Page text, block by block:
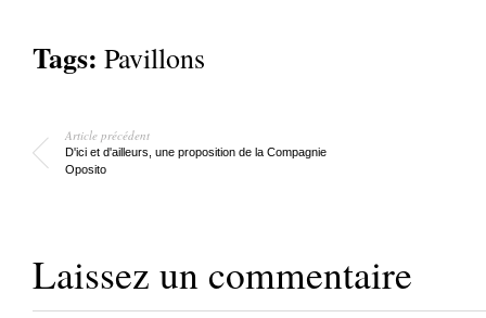
Tags: Pavillons
Article précédent
D'ici et d'ailleurs, une proposition de la Compagnie
Oposito
Laissez un commentaire